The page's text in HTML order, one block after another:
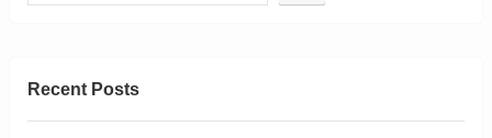
Recent Posts